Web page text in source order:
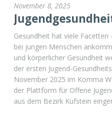
November 8, 2025
Gesundheit hat viele
bei jungen Menschen
und körperlicher Gesundheit
der ersten Jugend-
November 2025 im Komma
der Plattform für Offene
aus dem Bezirk Kufstein